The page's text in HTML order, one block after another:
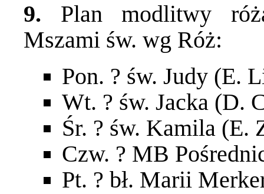
9. Plan modlitwy
Mszami św. wg Róż:
Pon. ? św. Judy (E.
Wt. ? św. Jacka (D.
Śr. ? św. Kamila (E.
Czw. ? MB
Pt. ? bł. Marii